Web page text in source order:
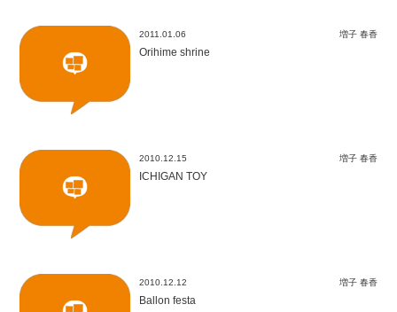
2011.01.06
Orihime shrine
増子 春香
2010.12.15
ICHIGAN TOY
増子 春香
2010.12.12
Ballon festa
増子 春香